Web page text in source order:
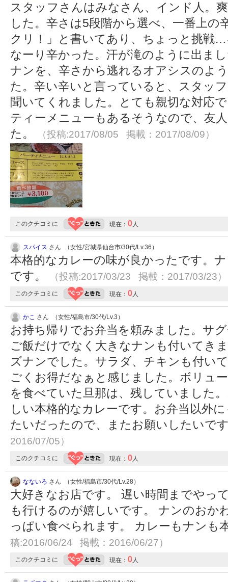
スタッフさんはみなさん、インド人。
した。辛さは5段階から選べ、一番上
クリ！」と書いてあり、ちょっと挑戦
なーり辛かった。汗が滝のように出ま
ナンを、辛さから逃れるオアシスのよ
た。辛い辛いと言っていると、スタッ
聞いてくれました。とても親切な対応
ティーメニューもあるそうなので、友
た。
（投稿:2017/08/05 掲載：2017/08/09）
このクチコミに 現在： 0人
スパイス さん （女性/宮城県仙台市/30代/Lv.36）
本格的なカレーの味が良かったです。
です。
（投稿:2017/03/23 掲載：2017/03/23）
このクチコミに 現在： 0人
かこ さん （女性/福島市/30代/Lv.3）
お持ち帰りでお弁当を頼みました。サ
ご飯だけでなく大きなナンも付いてき
ズナンでした。サラダ、チキンも付い
ごくお得だなぁと感じました。ボリュ
を食べていた旦那は、残していました
しい本格的なカレーです。お弁当以外
たいだったので、またお願いしたいで
2016/07/05）
このクチコミに 現在： 0人
なないろ さん （女性/福島市/30代/Lv.28）
大好きなお店です。 遅い時間までやっ
も行けるのが嬉しいです。 ナンのおか
っぱい食べられます。 カレーもナンも
稿:2016/06/24 掲載：2016/06/27）
このクチコミに 現在： 0人